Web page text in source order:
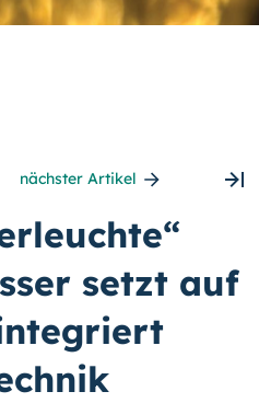
nächster Artikel
setzt auf